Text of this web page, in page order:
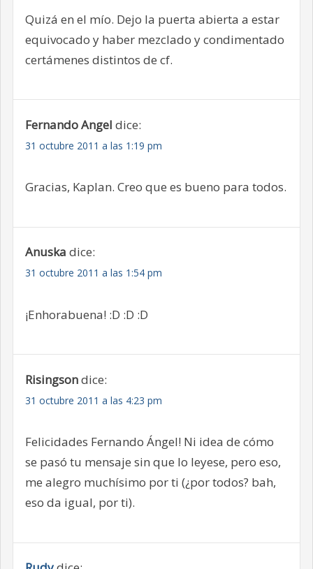
Quizá en el mío. Dejo la puerta abierta a estar
equivocado y haber mezclado y condimentado
certámenes distintos de cf.
Fernando Angel dice:
31 octubre 2011 a las 1:19 pm
Gracias, Kaplan. Creo que es bueno para todos.
Anuska dice:
31 octubre 2011 a las 1:54 pm
¡Enhorabuena! :D :D :D
Risingsondice:
31 octubre 2011 a las 4:23 pm
Felicidades Fernando Ángel! Ni idea de cómo
se pasó tu mensaje sin que lo leyese, pero eso,
me alegro muchísimo por ti (¿por todos? bah,
eso da igual, por ti).